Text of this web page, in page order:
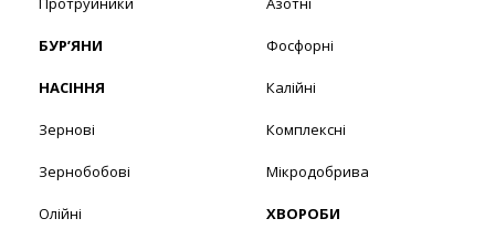
БУР’ЯНИ
НАСІННЯ
Зернові
Зернобобові
Олійні
Фосфорні
Калійні
Комплексні
Мікродобрива
ХВОРОБИ